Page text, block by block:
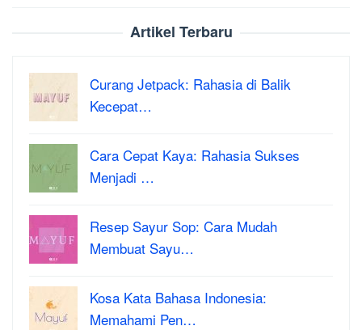
Artikel Terbaru
Curang Jetpack: Rahasia di Balik
Kecepat…
Cara Cepat Kaya: Rahasia Sukses
Menjadi …
Resep Sayur Sop: Cara Mudah
Membuat Sayu…
Kosa Kata Bahasa Indonesia:
Memahami Pen…